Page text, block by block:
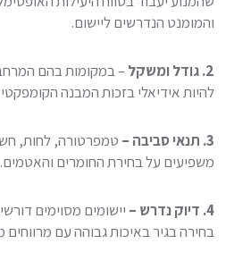
והמומנט הנדרשים ליישום.
2. גודל ומשקל
– במקומות בהם
להיות אידיאלי בזכות המבנה
3. תנאי סביבה –
טמפרטורה, לחות,
משפיעים על בחירת החומרים והאטמים.
4. דיוק נדרש –
יישומים מסוימים
בחירה בגיר באיכות גבוהה עם מרווחים